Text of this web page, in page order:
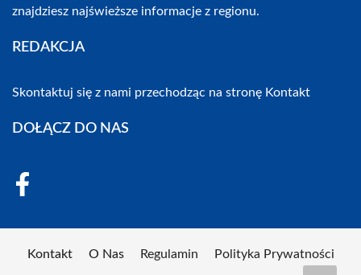
znajdziesz najświeższe informacje z regionu.
REDAKCJA
Skontaktuj się z nami przechodząc na stronę Kontakt
DOŁĄCZ DO NAS
Kontakt O Nas Regulamin Polityka Prywatności